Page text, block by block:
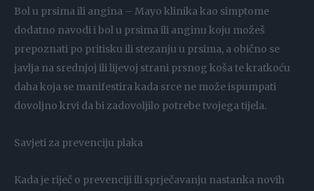
Bol u prsima ili angina – Mayo klinika kao simptome
dodatno navodi i bol u prsima ili anginu koju možeš
prepoznati po pritisku ili stezanju u prsima, a obično se
javlja na srednjoj ili lijevoj strani prsnog koša te kratkoću
daha koja se manifestira kada srce ne može ispumpati
dovoljno krvi da bi zadovoljilo potrebe tvojega tijela.
Savjeti za prevenciju plaka
Kada je riječ o prevenciji ili sprječavanju nastanka novih